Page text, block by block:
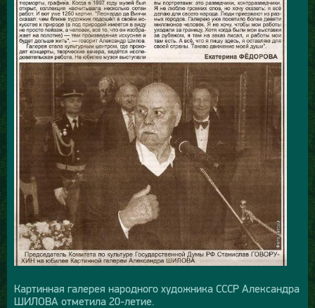
Картинная галерея народного художника СССР Александра
ШИЛОВА отметила 20-летие.